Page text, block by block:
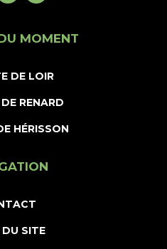
MOMENT
DE LOIR
RENARD
HÉRISSON
SITE